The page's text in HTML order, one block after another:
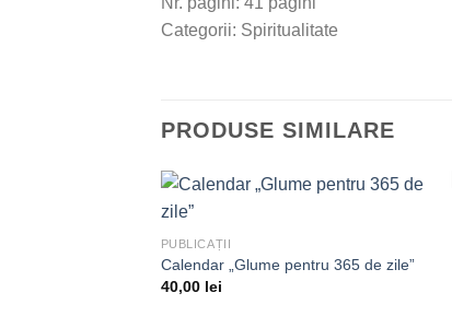
Categorii: Spiritualitate
PRODUSE SIMILARE
Adaugă
PUBLICAȚII
Calendar „Glume pentru 365 de zile”
40,00 lei